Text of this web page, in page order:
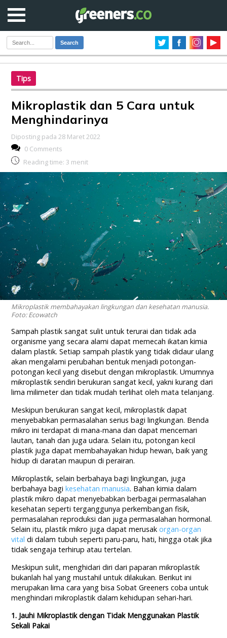
Search
Tips
Mikroplastik dan 5 Cara untuk
Menghindarinya
Diposting pada 28 Maret 2022
0 Comments
Reading time: 3 menit
Mikroplastik membahayakan lingkungan dan kesehatan manusia.
Foto: Ecowatch
Sampah plastik sangat sulit untuk terurai dan tidak ada
organisme yang secara alami dapat memecah ikatan kimia
dalam plastik. Setiap sampah plastik yang tidak didaur ulang
akan mengalami perubahan bentuk menjadi potongan-
potongan kecil yang disebut dengan mikroplastik. Umumnya
mikroplastik sendiri berukuran sangat kecil, yakni kurang dari
lima milimeter dan tidak mudah terlihat oleh mata telanjang.
Meskipun berukuran sangat kecil, mikroplastik dapat
menyebabkan permasalahan serius bagi lingkungan. Benda
mikro ini terdapat di mana-mana dan dapat mencemari
lautan, tanah dan juga udara. Selain itu, potongan kecil
plastik juga dapat membahayakan hidup hewan, baik yang
hidup di daratan maupun di perairan.
Mikroplastik, selain berbahaya bagi lingkungan, juga
berbahaya bagikesehatan manusia. Bahan kimia dalam
plastik mikro dapat menyebabkan berbagai permasalahan
kesehatan seperti terganggunya perkembangan fisik,
permasalahan reproduksi dan juga permasalahan hormonal.
Selain itu, plastik mikro juga dapat merusakorgan-organ
vital di dalam tubuh seperti paru-paru, hati, hingga otak jika
tidak sengaja terhirup atau tertelan.
Meskipun sulit, menghidari diri dari paparan mikroplastik
bukanlah hal yang mustahil untuk dilakukan. Berikut ini
merupakan lima cara yang bisa Sobat Greeners coba untuk
menghindari mikroplastik dalam kehidupan sehari-hari.
1. Jauhi Mikroplastik dengan Tidak Menggunakan Plastik
Sekali Pakai